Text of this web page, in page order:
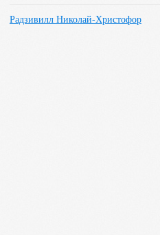
Радзивилл Николай-Христофор